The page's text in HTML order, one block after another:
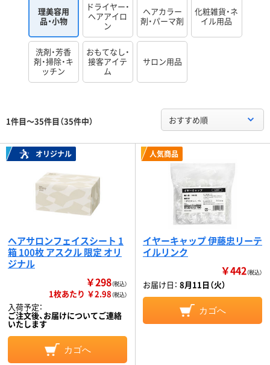
理美容用
品・小物
ドライヤー・
ヘアアイロ
ン
ヘアカラー
剤・パーマ剤
化粧雑貨・ネ
イル用品
洗剤・芳香
剤・掃除・キ
ッチン
おもてなし・
接客アイテ
ム
サロン用品
1件目～35件目（35件中） おすすめ順
オリジナル
ヘアサロンフェイスシート 1
箱 100枚 アスクル 限定 オリ
ジナル
￥298（税込）
1枚あたり ￥2.98（税込）
入荷予定：
ご注文後、お届けについてご連絡
いたします
カゴへ
人気商品
イヤーキャップ 伊藤忠リーテ
イルリンク
￥442（税込）
お届け日： 8月11日（火）
カゴへ